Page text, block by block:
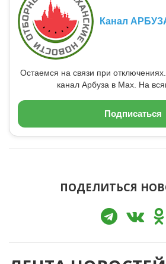
Канал
Остаемся на связи при
канал Арбуза в Max. На
Подписаться
ПОДЕЛИТЬСЯ